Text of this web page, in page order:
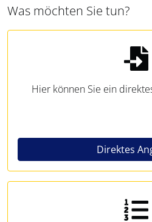
Was möchten Sie tun?
Hier können Sie ein
Direktes